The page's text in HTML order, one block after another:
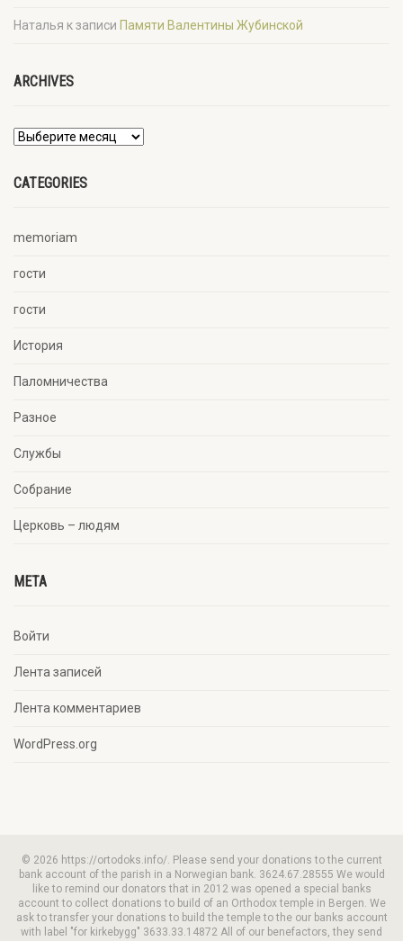
Наталья к записи Памяти Валентины Жубинской
ARCHIVES
CATEGORIES
memoriam
гости
гости
История
Паломничества
Разное
Службы
Собрание
Церковь – людям
META
Войти
Лента записей
Лента комментариев
WordPress.org
© 2026 https://ortodoks.info/. Please send your donations to the current
bank account of the parish in a Norwegian bank. 3624.67.28555 We would
like to remind our donators that in 2012 was opened a special banks
account to collect donations to build of an Orthodox temple in Bergen. We
ask to transfer your donations to build the temple to the our banks account
with label "for kirkebygg" 3633.33.14872 All of our benefactors, they send